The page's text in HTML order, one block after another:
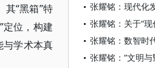
“黑箱”特
定位，构建
与学术本真
张耀铭：现代化
张耀铭：关于“
张耀铭：数智时
张耀铭：“文明